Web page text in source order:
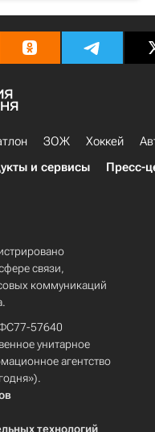
ЗОЖ Хоккей
и сервисы Пресс-
связи,
коммуникаций
57640
унитарное
агентство
технологий